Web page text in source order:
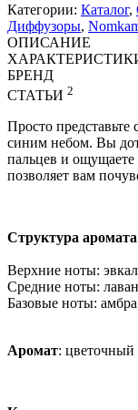
Категории: Каталог,
Диффузоры,
ОПИСАНИЕ
БРЕНД
СТАТЬИ 2
Просто
синим небом. Вы
пальцев и
позволяет вам
Структура
Верхние ноты:
Средние ноты:
Базовые ноты:
Аромат: цветочный